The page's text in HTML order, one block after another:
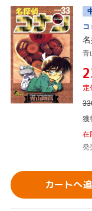
コ
青
定
獲
在
発
カートへ